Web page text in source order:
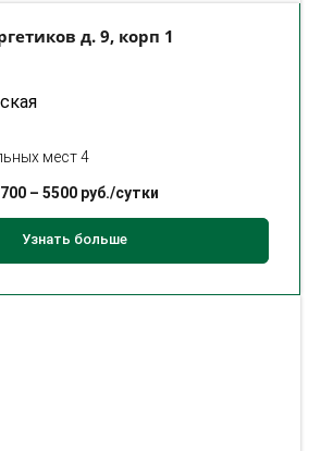
д. 9, корп 1
мест 4
– 5500руб./сутки
Узнать больше